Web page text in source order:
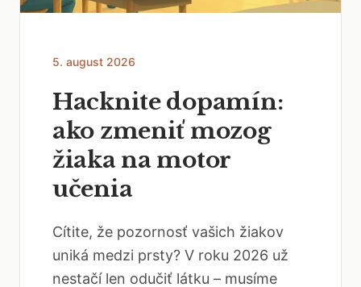
5. august 2026
Hacknite dopamín:
ako zmeniť mozog
žiaka na motor
učenia
Cítite, že pozornosť vašich žiakov
uniká medzi prsty? V roku 2026 už
nestačí len odučiť látku – musíme